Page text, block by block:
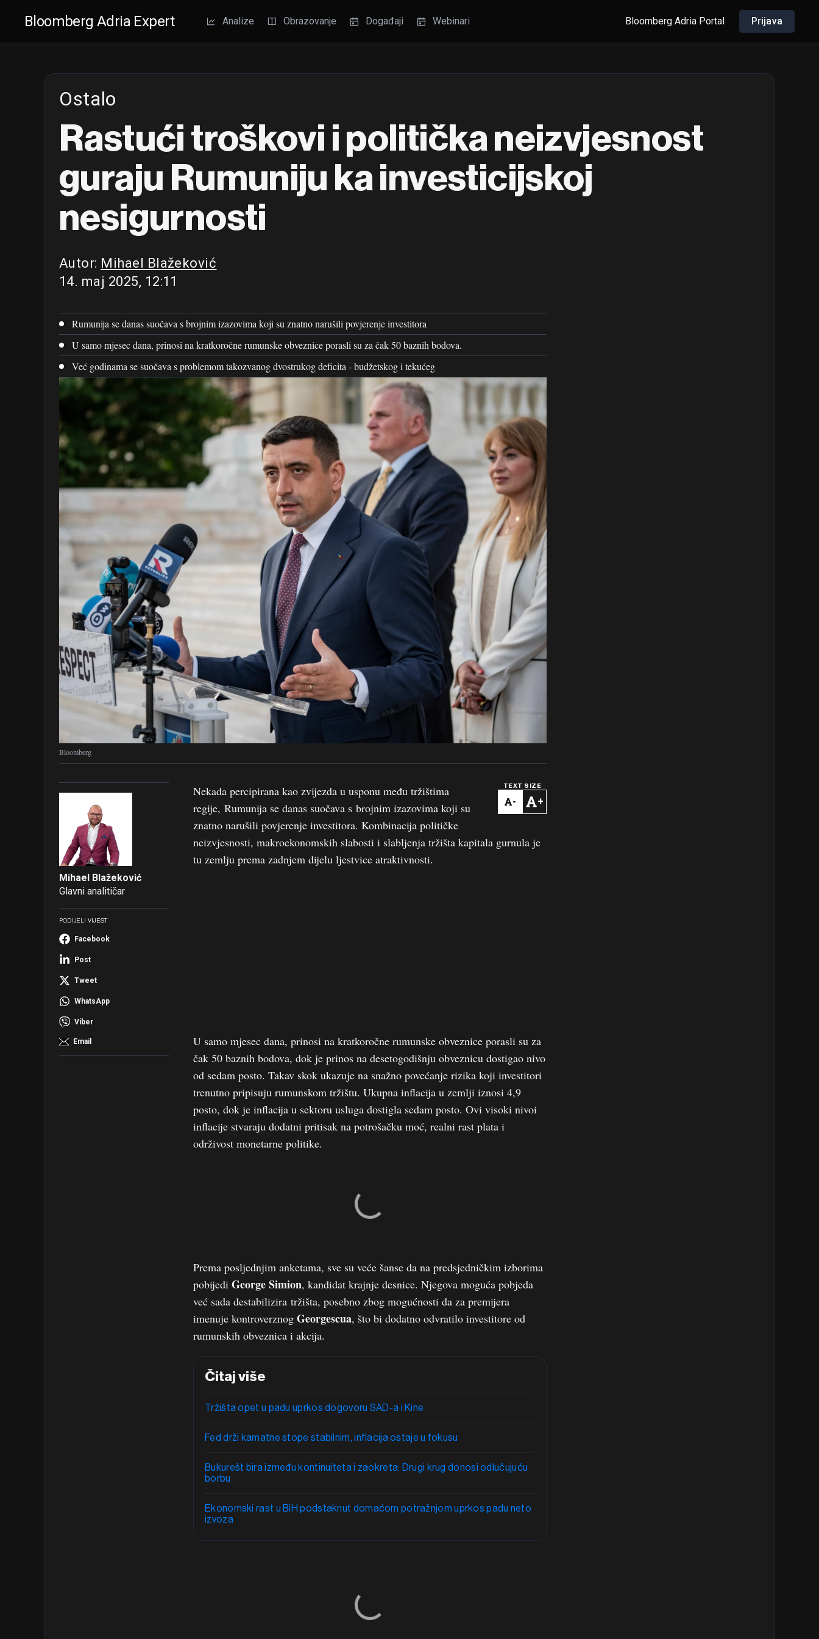
Bloomberg Adria Expert Analize Obrazovanje Događaji Webinari Bloomberg Adria Portal Prijava
Ostalo
Rastući troškovi i politička neizvjesnost
guraju Rumuniju ka investicijskoj
nesigurnosti
Autor: Mihael Blažeković
14. maj 2025, 12:11
Rumunija se danas suočava s brojnim izazovima koji su znatno narušili povjerenje investitora
U samo mjesec dana, prinosi na kratkoročne rumunske obveznice porasli su za čak 50 baznih bodova.
Već godinama se suočava s problemom takozvanog dvostrukog deficita - budžetskog i tekućeg
Bloomberg
Mihael Blažeković
Glavni analitičar
PODIJELI VIJEST
Facebook
Post
Tweet
WhatsApp
Viber
Email
TEXT SIZE
- +
Nekada percipirana kao zvijezda u usponu među tržištima
regije, Rumunija se danas suočava s brojnim izazovima koji su
znatno narušili povjerenje investitora. Kombinacija političke
neizvjesnosti, makroekonomskih slabosti i slabljenja tržišta kapitala gurnula je
tu zemlju prema zadnjem dijelu ljestvice atraktivnosti.
U samo mjesec dana, prinosi na kratkoročne rumunske obveznice porasli su za
čak 50 baznih bodova, dok je prinos na desetogodišnju obveznicu dostigao nivo
od sedam posto. Takav skok ukazuje na snažno povećanje rizika koji investitori
trenutno pripisuju rumunskom tržištu. Ukupna inflacija u zemlji iznosi 4,9
posto, dok je inflacija u sektoru usluga dostigla sedam posto. Ovi visoki nivoi
inflacije stvaraju dodatni pritisak na potrošačku moć, realni rast plata i
održivost monetarne politike.
Prema posljednjim anketama, sve su veće šanse da na predsjedničkim izborima
pobijedi George Simion, kandidat krajnje desnice. Njegova moguća pobjeda
već sada destabilizira tržišta, posebno zbog mogućnosti da za premijera
imenuje kontroverznog Georgescua, što bi dodatno odvratilo investitore od
rumunskih obveznica i akcija.
Čitaj više
Tržišta opet u padu uprkos dogovoru SAD-a i Kine
Fed drži kamatne stope stabilnim, inflacija ostaje u fokusu
Bukurešt bira između kontinuiteta i zaokreta: Drugi krug donosi odlučujuću
borbu
Ekonomski rast u BiH podstaknut domaćom potražnjom uprkos padu neto
izvoza